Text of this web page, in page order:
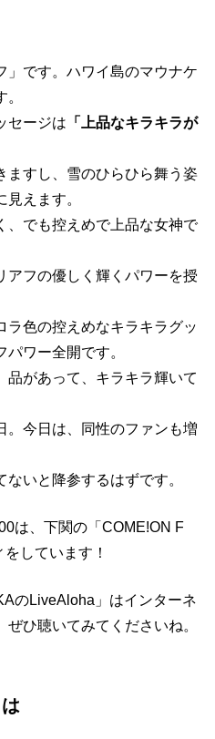
」です。ハワイ島のマウナケ
セージは 「上品なキラキラが
ますし、雪のひらひら舞う姿
えます。
、でも控えめで上品な女神で
アフの優しく輝くパワーを授
ラ色の控えめなキラキラグッ
ワー全開です。
品があって、キラキラ輝いて
。今日は、同性のファンも増
いと降参するはずです。
は、下関の「COME!ON F
しています！
のLiveAloha」はインターネ
ひ聴いてみてくださいね。